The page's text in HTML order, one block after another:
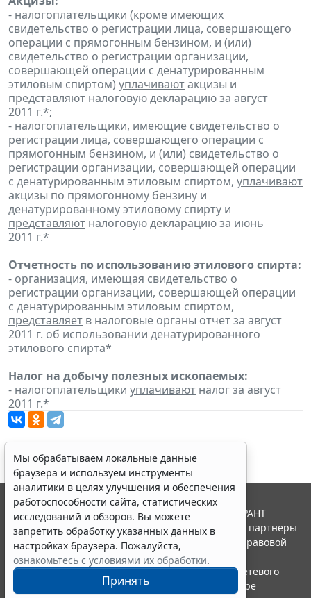
- налогоплательщики (кроме имеющих
свидетельство о регистрации лица, совершающего
операции с прямогонным бензином, и (или)
свидетельство о регистрации организации,
совершающей операции с денатурированным
этиловым спиртом) уплачиваютакцизы и
представляют налоговую декларацию за август
2011 г.*;
- налогоплательщики, имеющие свидетельство о
регистрации лица, совершающего операции с
прямогонным бензином, и (или) свидетельство о
регистрации организации, совершающей операции
с денатурированным этиловым спиртом, уплачивают
акцизы по прямогонному бензину и
денатурированному этиловому спирту и
представляют налоговую декларацию за июнь
2011 г.*
Отчетность по использованию этилового спирта:
- организация, имеющая свидетельство о
регистрации организации, совершающей операции
с денатурированным этиловым спиртом,
представляет в налоговые органы отчет за август
2011 г. об использовании денатурированного
этилового спирта*
Налог на добычу полезных ископаемых:
- налогоплательщики уплачивают налог за август
2011 г.*
Мы обрабатываем локальные данные
браузера и используем инструменты
аналитики в целях улучшения и обеспечения
работоспособности сайта, статистических
исследований и обзоров. Вы можете
запретить обработку указанных данных в
настройках браузера. Пожалуйста,
ознакомьтесь с условиями их обработки.
Принять
© ООО "НПП "ГАРАНТ-СЕРВИС", 2026. Система ГАРАНТ
выпускается с 1990 года. Компания "Гарант" и ее партнеры
являются участниками Российской ассоциации правовой
информации ГАРАНТ.
Портал ГАРАНТ.РУ зарегистрирован в качестве сетевого
издания Федеральной службой по надзору в сфере